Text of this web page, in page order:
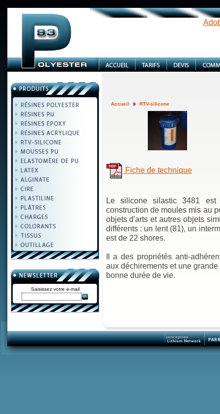
Saisissez votre e-mail
Accueil RTV-silicone
Fiche de technique
Le silicone silastic 3481
construction de moules mis au
objets d'arts et autres objets
différents : un lent (81), un
est de 22 shores.
Il a des propriétés anti-
aux déchirements et une
bonne durée de vie.